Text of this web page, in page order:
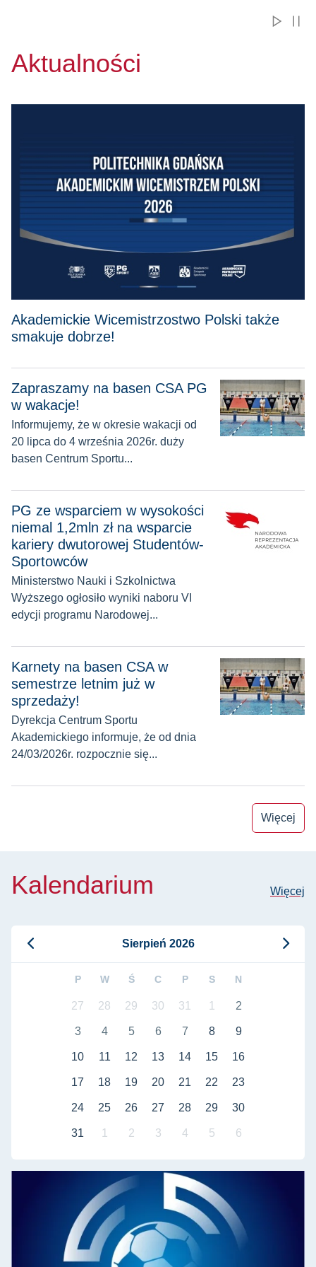
Aktualności
Akademickie Wicemistrzostwo Polski także
smakuje dobrze!
Zapraszamy na basen CSA PG w wakacje!
Zapraszamy na basen CSA PG
w wakacje!
Informujemy, że w okresie wakacji od
20 lipca do 4 września 2026r. duży
basen Centrum Sportu...
PG ze wsparciem w wysokości
niemal 1,2mln zł na wsparcie
kariery dwutorowej Studentów-
Sportowców
Ministerstwo Nauki i Szkolnictwa
Wyższego ogłosiło wyniki naboru VI
edycji programu Narodowej...
Karnety na basen CSA w
semestrze letnim już w
sprzedaży!
Dyrekcja Centrum Sportu
Akademickiego informuje, że od dnia
24/03/2026r. rozpocznie się...
Więcej
Kalendarium Więcej
Sierpień 2026
P W Ś C P S N
27 28 29 30 31 1 2
3 4 5 6 7 8 9
10 11 12 13 14 15 16
17 18 19 20 21 22 23
24 25 26 27 28 29 30
31 1 2 3 4 5 6
Liga międzyuczelniana - futsal mężczyzn